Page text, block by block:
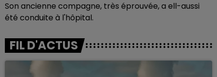
Son ancienne compagne, très éprouvée, a ell-aussi
été conduite à l'hôpital.
FIL D'ACTUS